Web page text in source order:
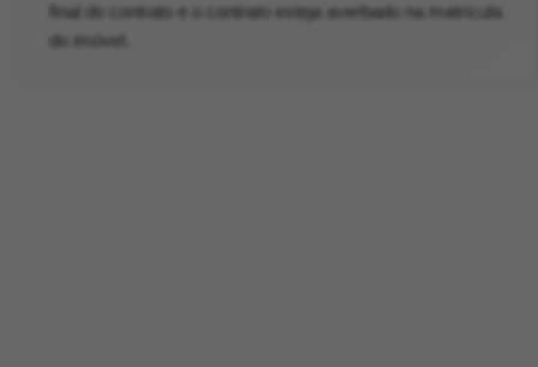
final do contrato e o contrato esteja averbado na matrícula
do imóvel.